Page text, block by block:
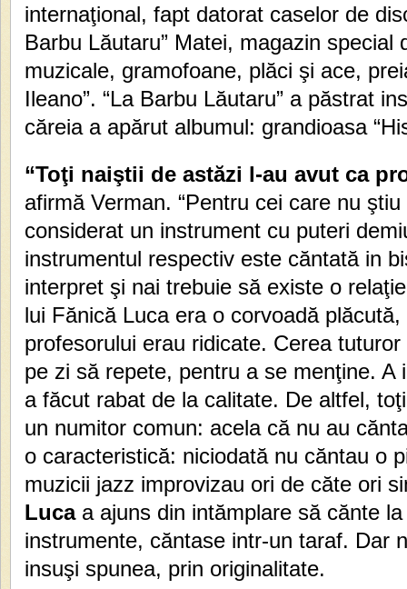
internaţional, fapt datorat caselor de
Barbu Lăutaru” Matei, magazin
muzicale, gramofoane, plăci şi ace,
Ileano”. “La Barbu Lăutaru” a păstrat
căreia a apărut albumul: grandioasa
“Toţi naiştii de astăzi l-au avut ca
afirmă Verman. “Pentru cei care nu
considerat un instrument cu puteri
instrumentul respectiv este căntată in
interpret şi nai trebuie să existe o
lui Fănică Luca era o corvoadă
profesorului erau ridicate. Cerea
pe zi să repete, pentru a se menţine. A
a făcut rabat de la calitate. De altfel,
un numitor comun: acela că nu au
o caracteristică: niciodată nu căntau o
muzicii jazz improvizau ori de căte ori
Lucaa ajuns din intămplare să cănte
instrumente, căntase intr-un taraf. Dar
insuşi spunea, prin originalitate.